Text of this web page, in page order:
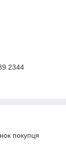
2344
покупця